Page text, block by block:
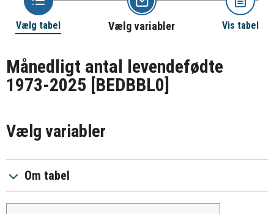
Vælg tabel Vælg variabler Vis tabel
Månedligt antal levendefødte
1973-2025 [BEDBBL0]
Vælg variabler
Om tabel